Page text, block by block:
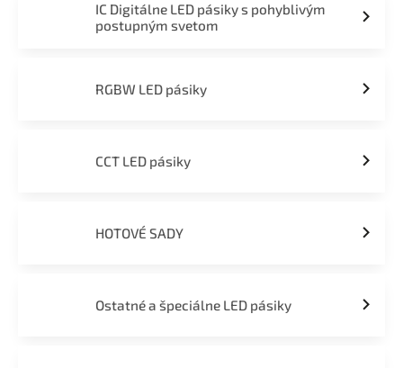
IC Digitálne LED pásiky s pohyblivým
postupným svetom
RGBW LED pásiky
CCT LED pásiky
HOTOVÉ SADY
Ostatné a špeciálne LED pásiky